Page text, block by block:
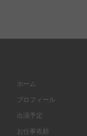
ホーム
プロフィール
出演予定
お仕事依頼